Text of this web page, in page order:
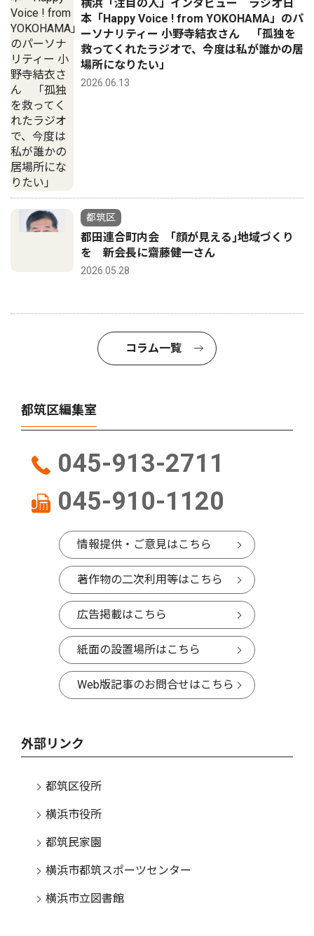
横浜「注目の人」インタビュー ラジオ日
本「Happy Voice ! from YOKOHAMA」のパ
ーソナリティー 小野寺結衣さん 「孤独を
救ってくれたラジオで、今度は私が誰かの居
場所になりたい」
2026.06.13
都筑区
都田連合町内会 ｢顔が見える｣地域づくり
を 新会長に齋藤健一さん
2026.05.28
コラム一覧
都筑区編集室
045-913-2711
045-910-1120
情報提供・ご意見はこちら
著作物の二次利用等はこちら
広告掲載はこちら
紙面の設置場所はこちら
Web版記事のお問合せはこちら
外部リンク
都筑区役所
横浜市役所
都筑民家園
横浜市都筑スポーツセンター
横浜市立図書館